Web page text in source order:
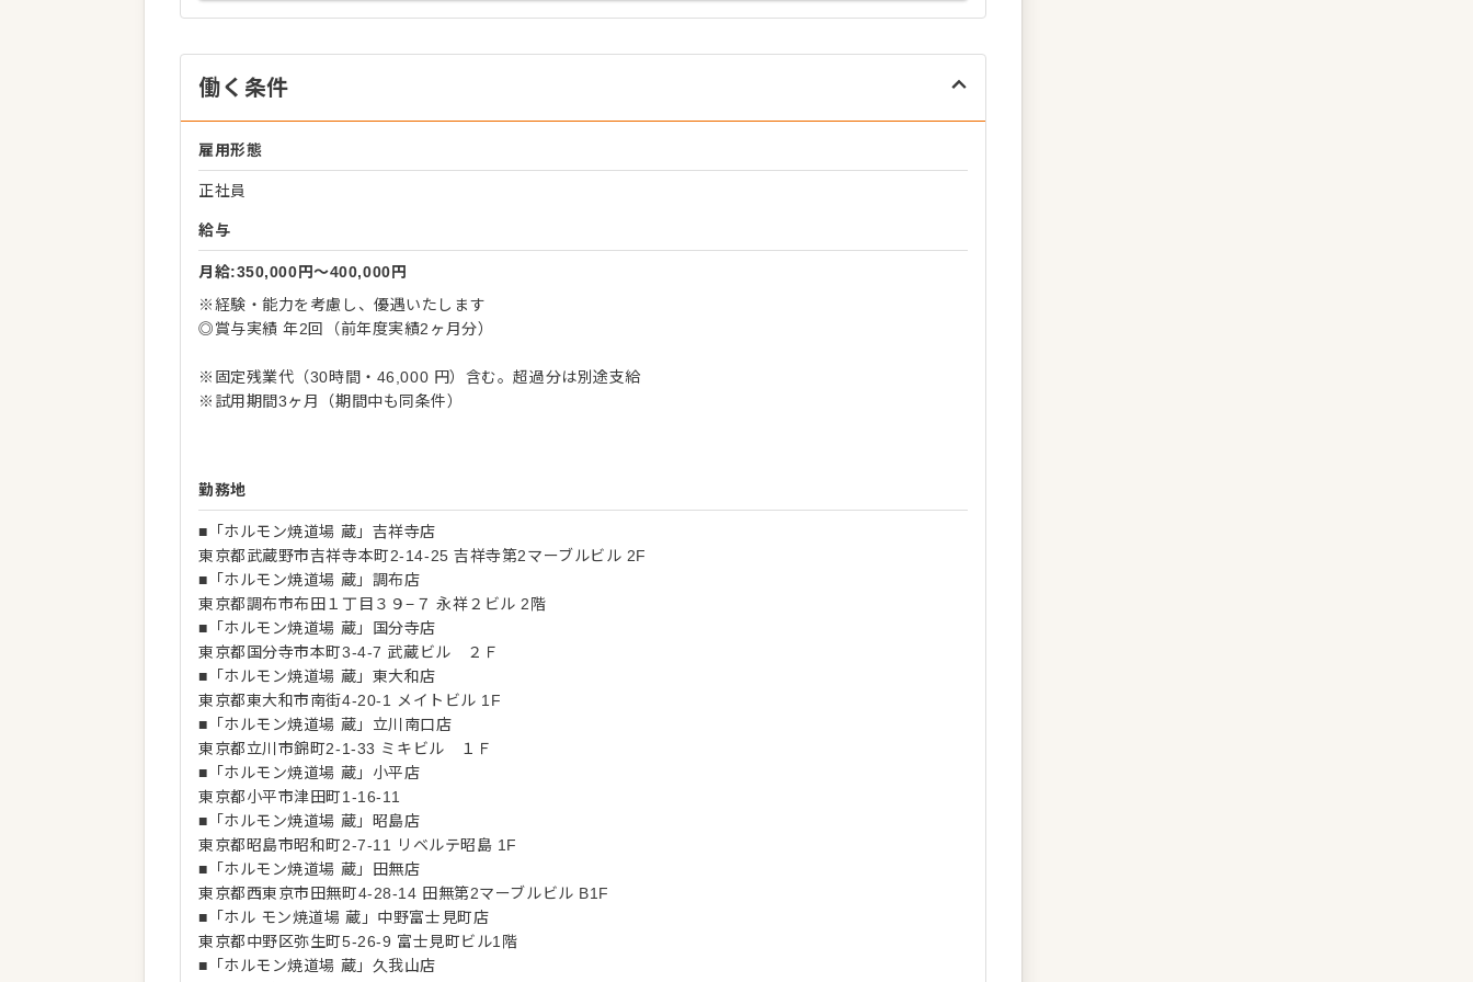
働く条件
雇用形態
正社員
給与
月給:350,000円〜400,000円
※経験・能力を考慮し、優遇いたします
◎賞与実績 年2回（前年度実績2ヶ月分）
※固定残業代（30時間・46,000 円）含む。超過分は別途支給
※試用期間3ヶ月（期間中も同条件）
勤務地
■「ホルモン焼道場 蔵」吉祥寺店
東京都武蔵野市吉祥寺本町2-14-25 吉祥寺第2マーブルビル 2F
■「ホルモン焼道場 蔵」調布店
東京都調布市布田１丁目３９−７ 永祥２ビル 2階
■「ホルモン焼道場 蔵」国分寺店
東京都国分寺市本町3-4-7 武蔵ビル ２Ｆ
■「ホルモン焼道場 蔵」東大和店
東京都東大和市南街4-20-1 メイトビル 1F
■「ホルモン焼道場 蔵」立川南口店
東京都立川市錦町2-1-33 ミキビル １Ｆ
■「ホルモン焼道場 蔵」小平店
東京都小平市津田町1-16-11
■「ホルモン焼道場 蔵」昭島店
東京都昭島市昭和町2-7-11 リベルテ昭島 1F
■「ホルモン焼道場 蔵」田無店
東京都西東京市田無町4-28-14 田無第2マーブルビル B1F
■「ホル モン焼道場 蔵」中野富士見町店
東京都中野区弥生町5-26-9 富士見町ビル1階
■「ホルモン焼道場 蔵」久我山店